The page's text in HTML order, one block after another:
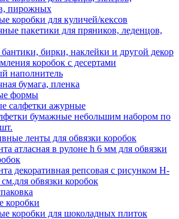
пирожных
коробки для куличей/кексов
пакетики для пряников, леденцов,
бирки, наклейки и другой декор
коробок с десертами
наполнитель
бумага, пленка
формы
салфетки ажурные
бумажные небольшим набором по
ленты для обвязки коробок
атласная в рулоне h 6 мм для обвязки
декоративная репсовая с рисунком H-
см.для обвязки коробок
коробки
коробки для шоколадных плиток